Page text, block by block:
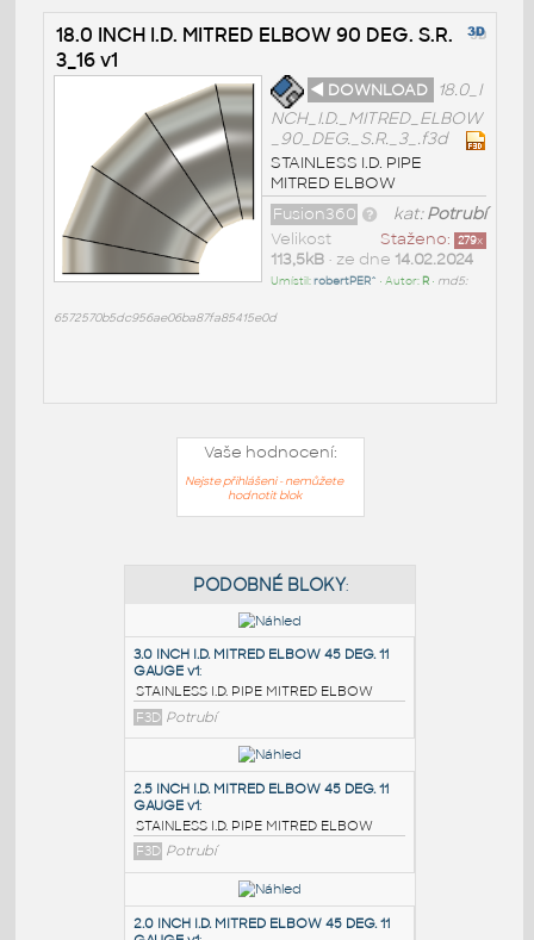
18.0 INCH I.D. MITRED ELBOW 90 DEG. S.R.
3_16 v1
◄ DOWNLOAD
18.0_I
NCH_I.D._MITRED_ELBOW
_90_DEG._S.R._3_.f3d
STAINLESS I.D. PIPE
MITRED ELBOW
kat:Potrubí
Fusion360
Staženo: 279x
Velikost
113,5kB• ze dne 14.02.2024
Umístil:robertPER^ • Autor: R• md5:
6572570b5dc956ae06ba87fa85415e0d
Vaše hodnocení:
Nejste přihlášeni - nemůžete
hodnotit blok
PODOBNÉ BLOKY:
3.0 INCH I.D. MITRED ELBOW 45 DEG. 11
GAUGE v1:
STAINLESS I.D. PIPE MITRED ELBOW
F3D Potrubí